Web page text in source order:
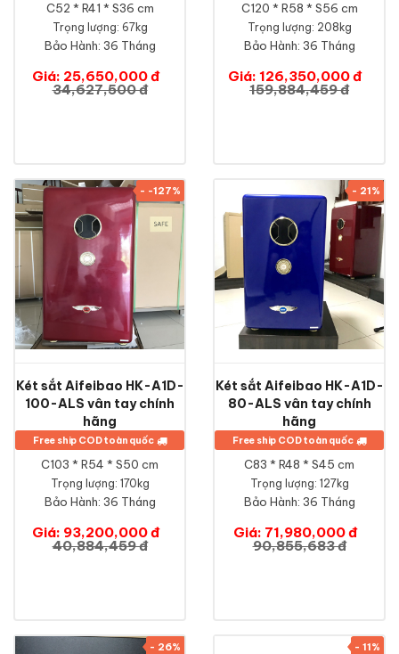
C52 * R41 * S36 cm
Trọng lượng: 67kg
Bảo Hành: 36 Tháng
Giá: 25,650,000 đ
34,627,500 đ
C120 * R58 * S56 cm
Trọng lượng: 208kg
Bảo Hành: 36 Tháng
Giá: 126,350,000 đ
159,884,459 đ
- -127%
Két sắt Aifeibao HK-A1D-
100-ALS vân tay chính
hãng
Free ship COD toàn quốc
C103 * R54 * S50 cm
Trọng lượng: 170kg
Bảo Hành: 36 Tháng
Giá: 93,200,000 đ
40,884,459 đ
- 21%
Két sắt Aifeibao HK-A1D-
80-ALS vân tay chính
hãng
Free ship COD toàn quốc
C83 * R48 * S45 cm
Trọng lượng: 127kg
Bảo Hành: 36 Tháng
Giá: 71,980,000 đ
90,855,683 đ
- 26% - 11%